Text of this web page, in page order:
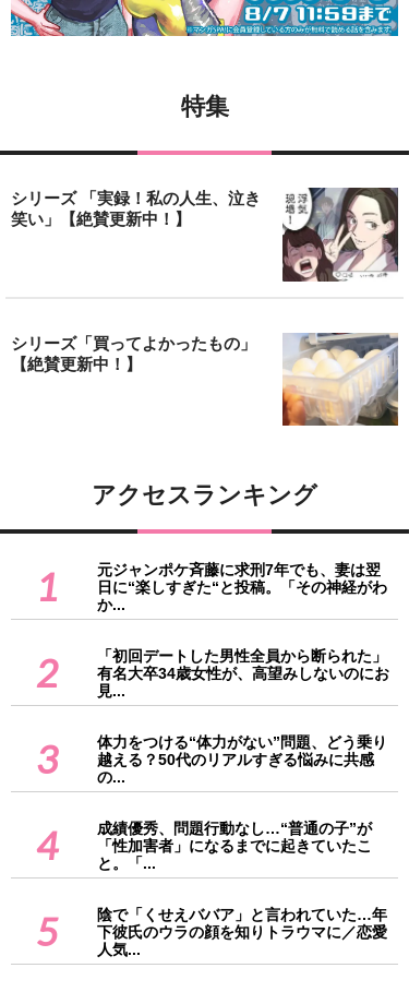
特集
シリーズ 「実録！私の人生、泣き
笑い」【絶賛更新中！】
シリーズ「買ってよかったもの」
【絶賛更新中！】
アクセスランキング
1
元ジャンポケ斉藤に求刑7年でも、妻は翌
日に“楽しすぎた“と投稿。「その神経がわ
か...
2
「初回デートした男性全員から断られた」
有名大卒34歳女性が、高望みしないのにお
見...
3
体力をつける“体力がない”問題、どう乗り
越える？50代のリアルすぎる悩みに共感
の...
4
成績優秀、問題行動なし…“普通の子”が
「性加害者」になるまでに起きていたこ
と。「...
5
陰で「くせえババア」と言われていた…年
下彼氏のウラの顔を知りトラウマに／恋愛
人気...